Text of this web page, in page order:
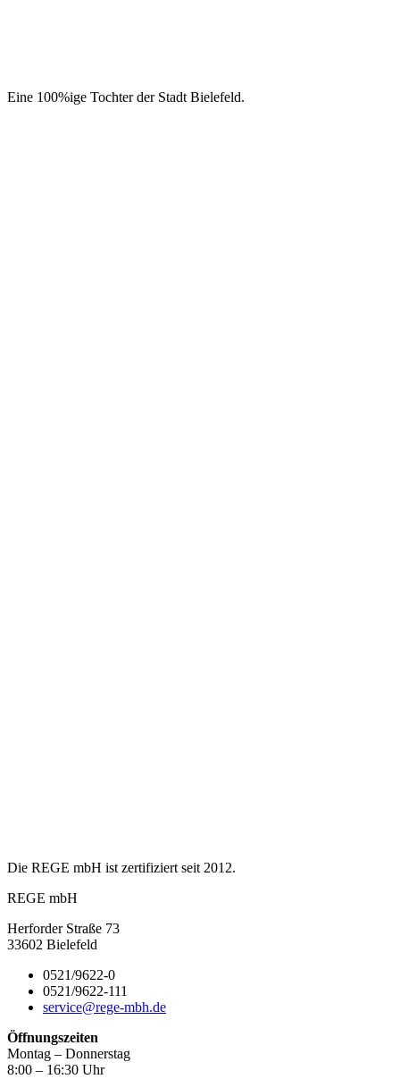
Eine 100%ige Tochter der Stadt Bielefeld.
Die REGE mbH ist zertifiziert seit 2012.
REGE mbH
Herforder Straße 73
33602 Bielefeld
0521/9622-0
0521/9622-111
service@rege-mbh.de
Öffnungszeiten
Montag – Donnerstag
8:00 – 16:30 Uhr